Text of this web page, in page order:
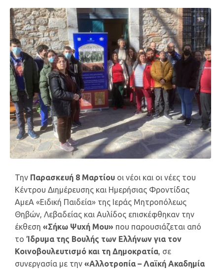
Την Παρασκευή 8 Μαρτίου οι νέοι και οι νέες του
Κέντρου Διημέρευσης και Ημερήσιας Φροντίδας
ΑμεΑ «Ειδική Παιδεία» της Ιεράς Μητροπόλεως
Θηβών, Λεβαδείας και Αυλίδος επισκέφθηκαν την
έκθεση «Σήκω Ψυχή Μου» που παρουσιάζεται από
το Ίδρυμα της Βουλής των Ελλήνων για τον
Κοινοβουλευτισμό και τη Δημοκρατία, σε
συνεργασία με την «Αλλοτροπία – Λαϊκή Ακαδημία